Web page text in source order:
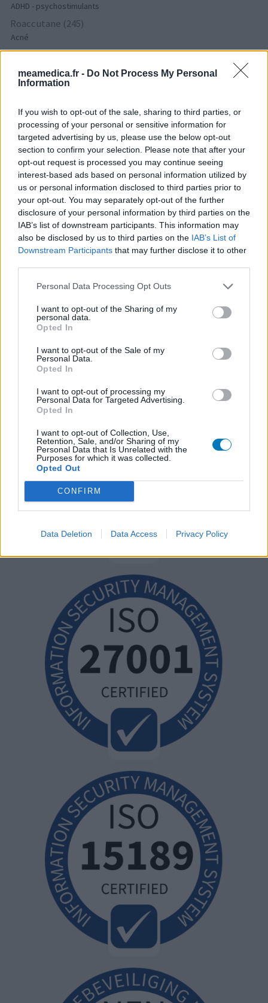
meamedica.fr - Do Not Process My Personal
Information
If you wish to opt-out of the sale, sharing to third parties, or
processing of your personal or sensitive information for
targeted advertising by us, please use the below opt-out
section to confirm your selection. Please note that after your
opt-out request is processed you may continue seeing
interest-based ads based on personal information utilized by
us or personal information disclosed to third parties prior to
your opt-out. You may separately opt-out of the further
disclosure of your personal information by third parties on the
IAB’s list of downstream participants. This information may
also be disclosed by us to third parties on the IAB’s List of
Downstream Participants that may further disclose it to other
Personal Data Processing Opt Outs
I want to opt-out of the Sharing of my
personal data.
Opted In
I want to opt-out of the Sale of my
Personal Data.
Opted In
I want to opt-out of processing my
Personal Data for Targeted Advertising.
Opted In
I want to opt-out of Collection, Use,
Retention, Sale, and/or Sharing of my
Personal Data that Is Unrelated with the
Purposes for which it was collected.
Opted Out
CONFIRM
Data Deletion Data Access Privacy Policy
ADHD - psychostimulants
Roaccutane (245)
Acné
Keppra (245)
Doxycycline (243)
Laroxyl (239)
Dépression - antidépresseurs TCA
Risperdal (230)
Psychose / schizophrénie - antipsychotique
Les évaluations de cette page sont écrites par les utilisateurs
eux-mêmes ; ces avis sont d’abord lus, et éventuellement
adaptés afin de répondre à nos standards en ce qui concerne
l’évaluation d’un médicament, avant d’être approuvés. Pour
partager des évaluations, il n’est pas nécessaire de posséder
des connaissances médicales. De cette façon, les évaluations
reflètent seulement une image fidèle des expériences propres
aux utilisateurs et pas celle du propriétaire de ce site web.
N’oubliez-pas que les expériences peuvent varier selon les
individus et que pour tout avis médical, il faut toujours prendre
contact avec votre médecin ou votre pharmacien.